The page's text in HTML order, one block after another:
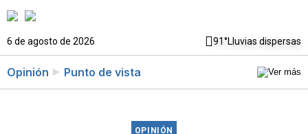
6 de agosto de 2026 91°Lluvias dispersas
Opinión Punto de vista
OPINIÓN